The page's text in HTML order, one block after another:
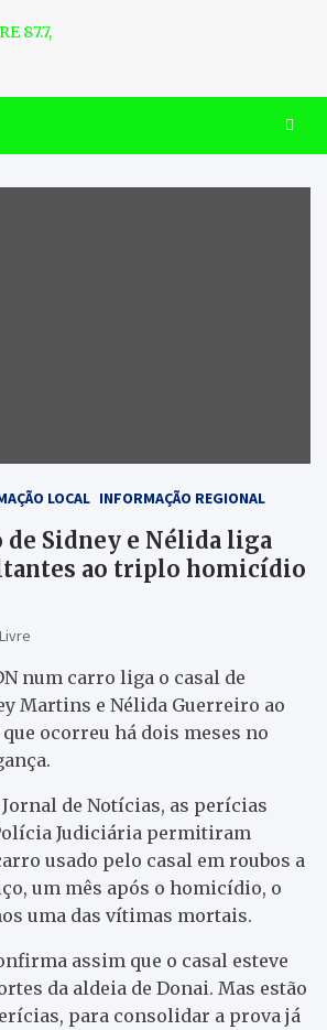
LIVRE 87.7, 106
LOCAL INFORMAÇÃO REGIONAL
de Sidney e Nélida liga
ao triplo homicídio
num carro liga o casal de
Martins e Nélida Guerreiro ao
ocorreu há dois meses no
de Notícias, as perícias
Judiciária permitiram
usado pelo casal em roubos a
um mês após o homicídio, o
uma das vítimas mortais.
assim que o casal esteve
da aldeia de Donai. Mas estão
para consolidar a prova já